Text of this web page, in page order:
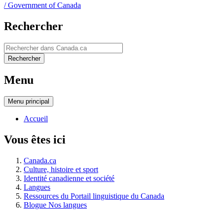
/Government of Canada
Rechercher
Rechercher
Rechercher
Menu
Menu principal
Accueil
Vous êtes ici
Canada.ca
Culture, histoire et sport
Identité canadienne et société
Langues
Ressources du Portail linguistique du Canada
Blogue Nos langues